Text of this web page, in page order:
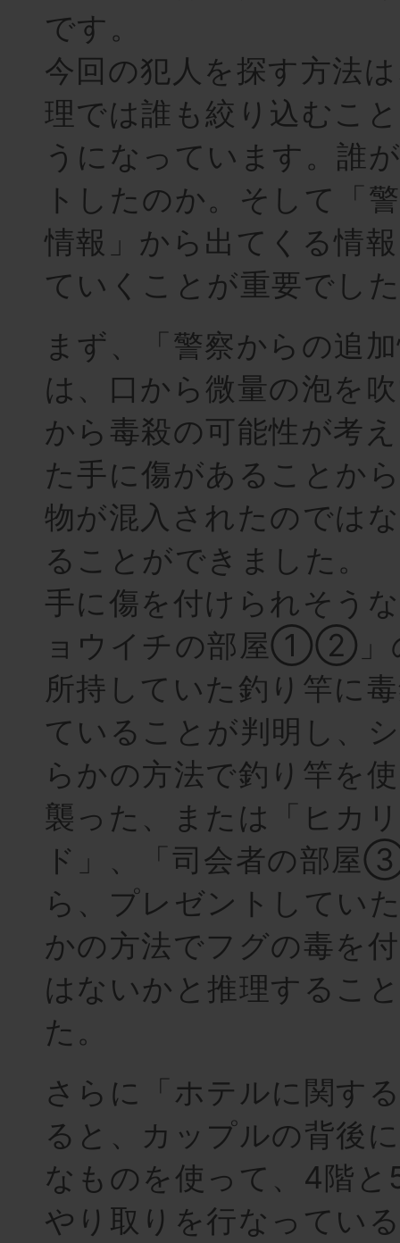
です。
今回の犯人を探す方法
理では誰も絞り込むこ
うになっています。誰
トしたのか。そして「
情報」から出てくる情
ていくことが重要でし
まず、「警察からの追
は、口から微量の泡を
から毒殺の可能性が考
た手に傷があることか
物が混入されたのでは
ることができました。
手に傷を付けられそう
ョウイチの部屋①②」
所持していた釣り竿に
ていることが判明し、
らかの方法で釣り竿を
襲った、または「ヒカ
ド」、「司会者の部屋
ら、プレゼントしてい
かの方法でフグの毒を
はないかと推理するこ
た。
さらに「ホテルに関す
ると、カップルの背後
なものを使って、4階
やり取りを行なってい